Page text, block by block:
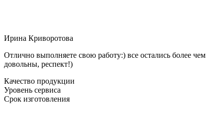
Ирина Криворотова
Отлично выполняете свою работу:) все остались более чем
довольны, респект!)
Качество продукции
Уровень сервиса
Срок изготовления